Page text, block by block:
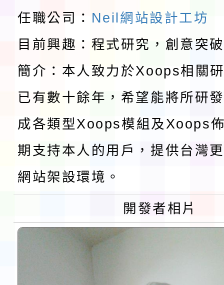
會」之「藝術教育日」
檢送桃園市115學年度
及師生本土語及新住民
實施要點各1份
115年食農教育專業人
程
函轉國家通訊傳播委員
鎮韌性（防空）演習－
速演練執行計畫」
「115年金融知識線上
法」
本校115學年度第1學
告(不再辦理後續甄選)
檢送「桃園市115學年
賽實施要點」1份
本市「115學年度學生
程安排一案
「桃園市補助參觀特色
展演活動實施計畫」
社團法人中華民國畫
任職公司： Neil網站設計工坊
目前興趣：程式研究，創意突
簡介：本人致力於Xoops相關
已有數十餘年，希望能將所研
成各類型Xoops模組及Xoops
期支持本人的用戶，提供台灣
網站架設環境。
開發者相片